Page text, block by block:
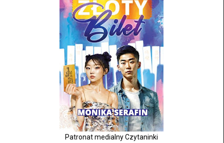
Patronat medialny Czytaninki